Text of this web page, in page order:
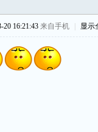
20 16:21:43 来自手机 显示